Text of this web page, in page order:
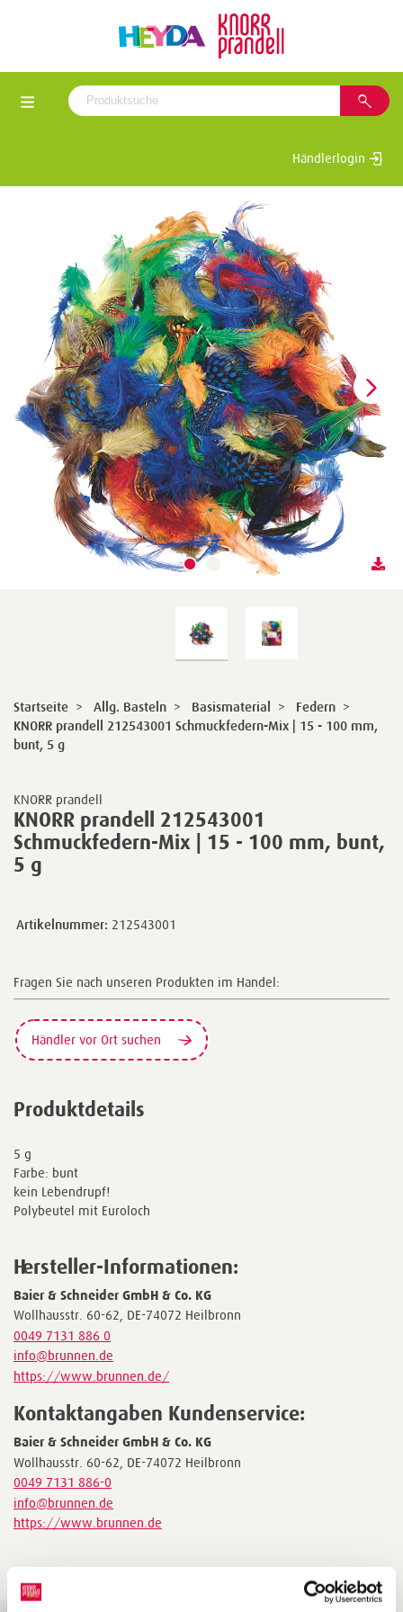
Händlerlogin
KNORR prandell
KNORR prandell 212543001
Schmuckfedern-Mix | 15 - 100 mm, bunt,
5 g
Startseite > Allg. Basteln > Basismaterial > Federn >
KNORR prandell 212543001 Schmuckfedern-Mix | 15 - 100 mm,
bunt, 5 g
Artikelnummer: 212543001
Fragen Sie nach unseren Produkten im Handel:
Händler vor Ort suchen
Produktdetails
5 g
Farbe: bunt
kein Lebendrupf!
Polybeutel mit Euroloch
Hersteller-Informationen:
Baier & Schneider GmbH & Co. KG
Wollhausstr. 60-62, DE-74072 Heilbronn
0049 7131 886 0
info@brunnen.de
https://www.brunnen.de/
Kontaktangaben Kundenservice:
Baier & Schneider GmbH & Co. KG
Wollhausstr. 60-62, DE-74072 Heilbronn
0049 7131 886-0
info@brunnen.de
https://www.brunnen.de